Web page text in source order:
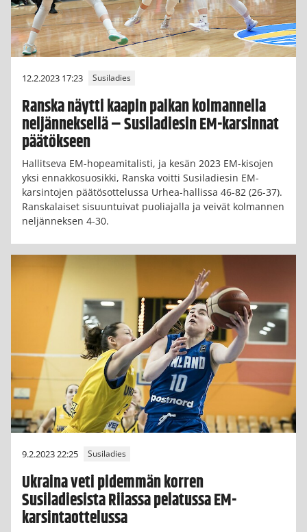
12.2.2023 17:23 Susiladies
Ranska näytti kaapin paikan kolmannella
neljänneksellä – Susiladiesin EM-karsinnat
päätökseen
Hallitseva EM-hopeamitalisti, ja kesän 2023 EM-kisojen
yksi ennakkosuosikki, Ranska voitti Susiladiesin EM-
karsintojen päätösottelussa Urhea-hallissa 46-82 (26-37).
Ranskalaiset sisuuntuivat puoliajalla ja veivät kolmannen
neljänneksen 4-30.
9.2.2023 22:25 Susiladies
Ukraina veti pidemmän korren
Susiladiesista Riiassa pelatussa EM-
karsintaottelussa